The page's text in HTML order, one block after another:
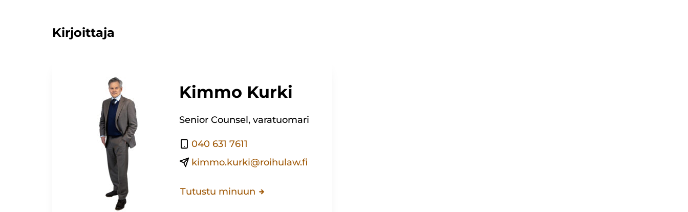
Kirjoittaja
Kimmo Kurki
Senior Counsel, varatuomari
040 631 7611
kimmo.kurki@roihulaw.fi
Tutustu minuun